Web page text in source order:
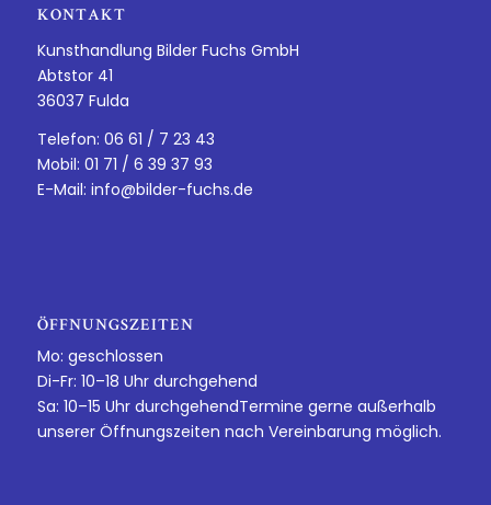
KONTAKT
Kunsthandlung Bilder Fuchs GmbH
Abtstor 41
36037 Fulda
Telefon: 06 61 / 7 23 43
Mobil: 01 71 / 6 39 37 93
E-Mail: info@bilder-fuchs.de
ÖFFNUNGSZEITEN
Mo: geschlossen
Di-Fr: 10–18 Uhr durchgehend
Sa: 10–15 Uhr durchgehendTermine gerne außerhalb
unserer Öffnungszeiten nach Vereinbarung möglich.